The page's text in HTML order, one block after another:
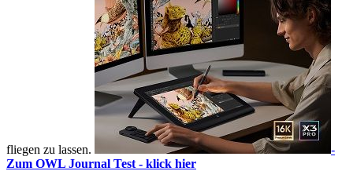
fliegen zu lassen.
-
Zum OWL Journal Test - klick hier